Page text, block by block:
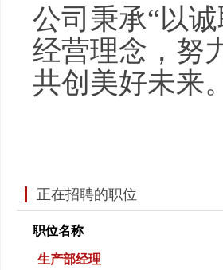
公司秉承“以
经营理念，努
共创美好未来。
正在招聘的职位
职位名称
生产部经理